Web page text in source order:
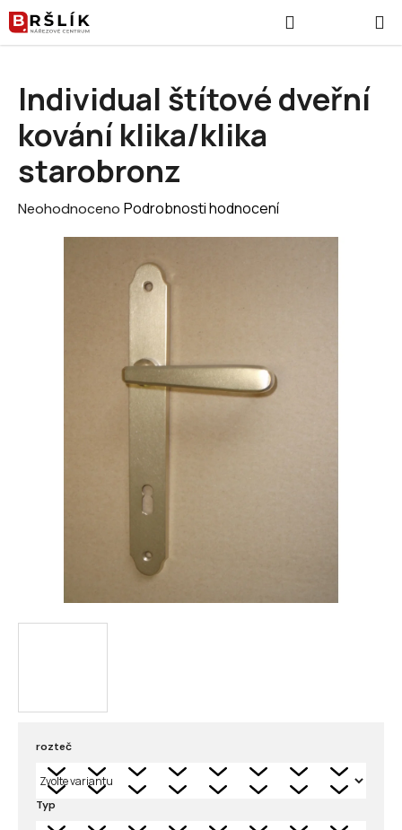
Přejít na obsah
rozteč
Typ
Individual štítové dveřní
kování klika/klika
starobronz
Průměrné hodnocení produktu je 0,0 z 5 hvězdiček.
Neohodnoceno Podrobnosti hodnocení